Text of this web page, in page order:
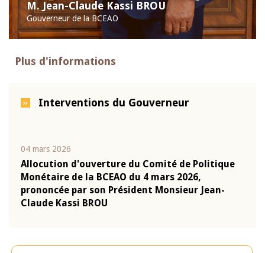
M. Jean-Claude Kassi BROU
Gouverneur de la BCEAO
Plus d'informations
Interventions du Gouverneur
04 mars 2026
Allocution d'ouverture du Comité de Politique
Monétaire de la BCEAO du 4 mars 2026,
prononcée par son Président Monsieur Jean-
Claude Kassi BROU